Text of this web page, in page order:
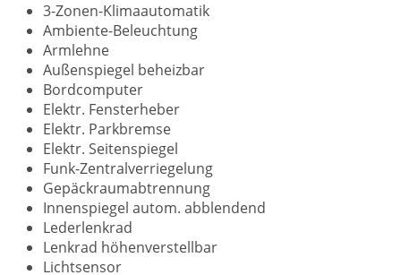
3-Zonen-Klimaautomatik
Ambiente-Beleuchtung
Armlehne
Außenspiegel beheizbar
Bordcomputer
Elektr. Fensterheber
Elektr. Parkbremse
Elektr. Seitenspiegel
Funk-Zentralverriegelung
Gepäckraumabtrennung
Innenspiegel autom. abblendend
Lederlenkrad
Lenkrad höhenverstellbar
Lichtsensor